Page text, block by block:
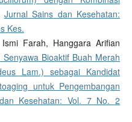
Jurnal Sains dan Kesehatan:
Kes.
Farah, Hanggara Arifian
Bioaktif Buah Merah
Lam.) sebagai Kandidat
untuk Pengembangan
Kesehatan: Vol. 7 No. 2